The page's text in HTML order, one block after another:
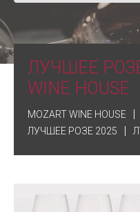
ЛУЧШЕЕ РОЗЕ
WINE HOUSE
MOZART WINE HOUSE
ЛУЧШЕЕ РОЗЕ 2025